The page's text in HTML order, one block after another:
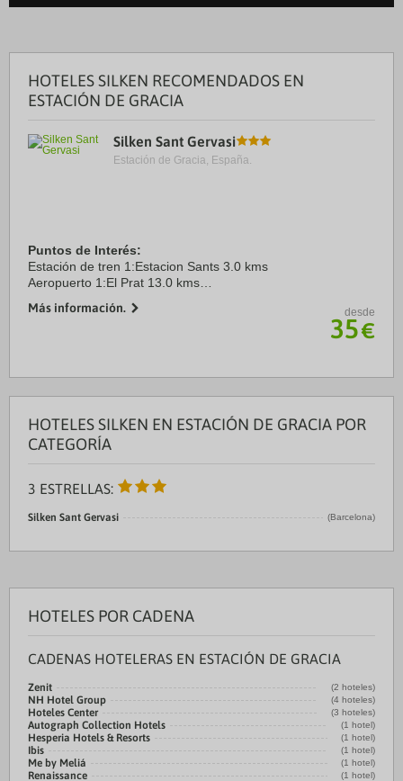
HOTELES SILKEN RECOMENDADOS EN
ESTACIÓN DE GRACIA
Silken Sant Gervasi
Estación de Gracia, España.
Puntos de Interés:
Estación de tren 1:Estacion Sants 3.0 kms
Aeropuerto 1:El Prat 13.0 kms
Centro Ciudad:Ramblas 3.0 kms
Más información. desde
35€
HOTELES SILKEN EN ESTACIÓN DE GRACIA POR
CATEGORÍA
3 ESTRELLAS:
Silken Sant Gervasi (Barcelona)
HOTELES POR CADENA
CADENAS HOTELERAS EN ESTACIÓN DE GRACIA
Zenit (2 hoteles)
NH Hotel Group (4 hoteles)
Hoteles Center (3 hoteles)
Autograph Collection Hotels (1 hotel)
Hesperia Hotels & Resorts (1 hotel)
Ibis (1 hotel)
Me by Meliá (1 hotel)
Renaissance (1 hotel)